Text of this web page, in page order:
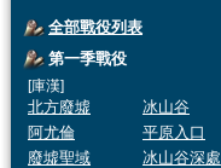
全部戰役列表
第一季戰役
[庫漢]
北方廢墟
冰山谷
阿尤倫
平原入口
廢墟聖域
冰山谷深處